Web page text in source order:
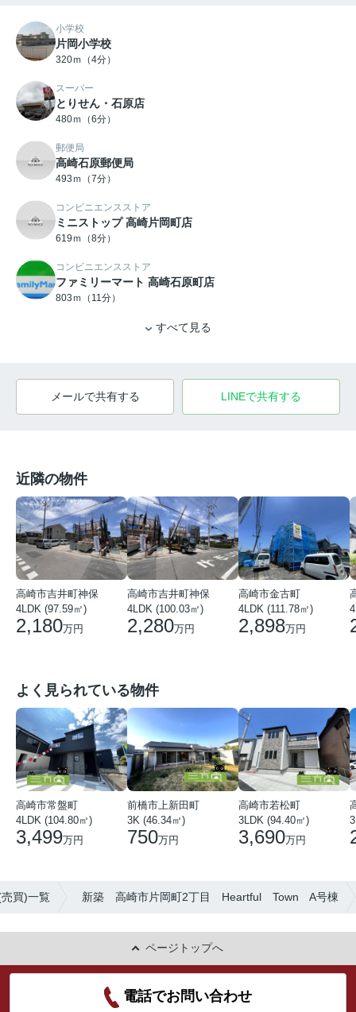
小学校
片岡小学校
320ｍ（4分）
スーパー
とりせん・石原店
480ｍ（6分）
郵便局
高崎石原郵便局
493ｍ（7分）
コンビニエンスストア
ミニストップ 高崎片岡町店
619ｍ（8分）
コンビニエンスストア
ファミリーマート 高崎石原町店
803ｍ（11分）
すべて見る
メールで共有する LINEで共有する
近隣の物件
高崎市吉井町神保
4LDK (97.59㎡)
2,180万円
高崎市吉井町神保
4LDK (100.03㎡)
2,280万円
高崎市金古町
4LDK (111.78㎡)
2,898万円
よく見られている物件
高崎市常盤町
4LDK (104.80㎡)
3,499万円
前橋市上新田町
3K (46.34㎡)
750万円
高崎市若松町
3LDK (94.40㎡)
3,690万円
買)一覧 新築 高崎市片岡町2丁目 Heartful Town A号棟
ページトップへ
電話でお問い合わせ